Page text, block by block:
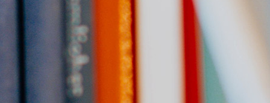
No products in the cart.